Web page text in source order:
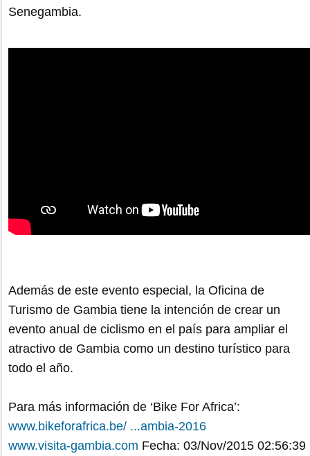
Senegambia.
Además de este evento especial, la Oficina de
Turismo de Gambia tiene la intención de crear un
evento anual de ciclismo en el país para ampliar el
atractivo de Gambia como un destino turístico para
todo el año.
Para más información de ‘Bike For Africa’:
www.bikeforafrica.be/ ...ambia-2016
www.visita-gambia.com Fecha: 03/Nov/2015 02:56:39